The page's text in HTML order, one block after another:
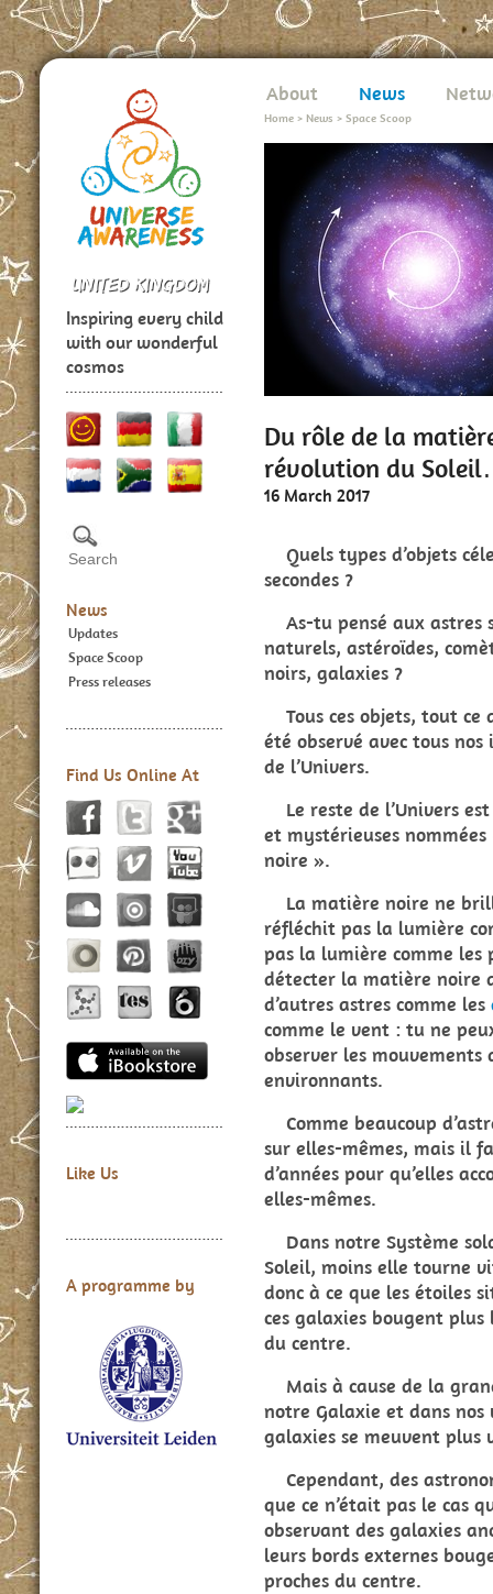
Inspiring every child
with our wonderful
cosmos
News
Updates
Space Scoop
Press releases
Find Us Online At
Like Us
A programme by
About News
Home > News > Space Scoop
Du rôle de la
révolution du
16 March 2017
Quels types d’objets
secondes ?
As-tu pensé aux astres
naturels, astéroïdes,
noirs, galaxies ?
Tous ces objets, tout ce
été observé avec tous
de l’Univers.
Le reste de l’Univers
et mystérieuses
noire ».
La matière noire ne
réfléchit pas la lumière
pas la lumière comme les
détecter la matière noire
d’autres astres comme les
comme le vent : tu ne
observer les mouvements
environnants.
Comme beaucoup
sur elles-mêmes, mais il
d’années pour qu’elles
elles-mêmes.
Dans notre Système
Soleil, moins elle tourne
donc à ce que les étoiles
ces galaxies bougent
du centre.
Mais à cause de la
notre Galaxie et dans nos
galaxies se meuvent plus
Cependant, des
que ce n’était pas le cas
observant des galaxies
leurs bords externes
proches du centre.